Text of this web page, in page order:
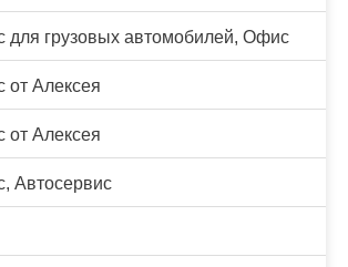
для грузовых автомобилей, Офис
от Алексея
от Алексея
Автосервис